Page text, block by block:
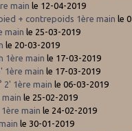
main le 12-04-2019
+ contrepoids 1ère main le
main le 25-03-2019
le 20-03-2019
1ère main le 17-03-2019
1ère main le 17-03-2019
2' 1ère main le 06-03-2019
main le 25-02-2019
main le 24-02-2019
le 30-01-2019